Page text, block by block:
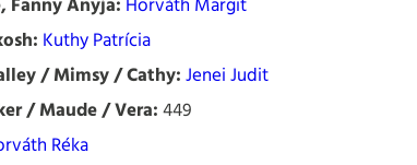
Fanny Anyja: Horváth Margit
Kuthy Patrícia
/ Mimsy / Cathy:Jenei Judit
/ Maude / Vera:449
Réka